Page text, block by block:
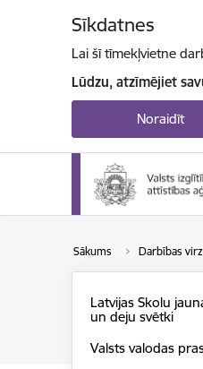
Sīkdatnes
Lai šī tīmekļvietne
Lūdzu, atzīmējiet
Noraidīt
Sākums Darbības
Latvijas Skolu
un deju svētki
Valsts valodas